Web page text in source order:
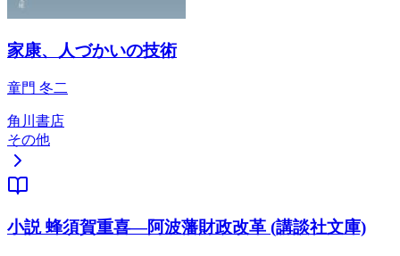
家康、人づかいの技術
童門 冬二
角川書店
その他
小説 蜂須賀重喜―阿波藩財政改革 (講談社文庫)